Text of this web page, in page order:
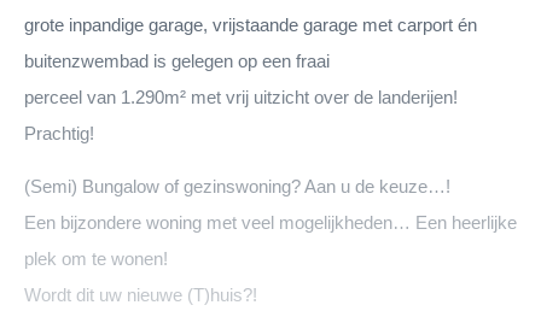
grote inpandige garage, vrijstaande garage met carport én
buitenzwembad is gelegen op een fraai
perceel van 1.290m² met vrij uitzicht over de landerijen!
Prachtig!
(Semi) Bungalow of gezinswoning? Aan u de keuze…!
Een bijzondere woning met veel mogelijkheden… Een heerlijke
plek om te wonen!
Wordt dit uw nieuwe (T)huis?!